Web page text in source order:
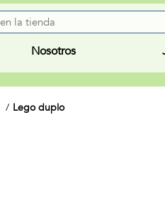
Nosotros
Lego duplo